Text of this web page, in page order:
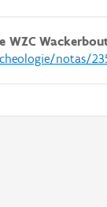
WZC
notas/